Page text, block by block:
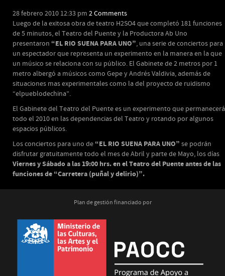
28 febrero 2010 12:33 pm 2 Comments
Luego de la exitosa obra de teatro H2SO4 que completó 181 funciones
de 5 minutos, el Teatro del Puente y la Productora Ab Uno
presentaron “EL RIO SUENA PARA UNO”, una serie de conciertos para
un espectador que representa un experimento en la manera en la que
un músico se relaciona con su público. El Gabinete de 2 metros por 1
metro albergó a músicos como Gepe y Andrés Valdivia, además de
situaciones mas experimentales como la del proyecto de ruidismo
“elpueblodechina”.
El Gabinete del Teatro del Puente es un experimento que permanecerá
todo el 2010 en las dependencias del Teatro y rotando por algunos
espacios públicos.
Los conciertos para uno de“EL RIO SUENA PARA UNO” se podrán
disfrutar gratuitamente todo el mes de Abril y parte de Mayo, los días
Viernes y Sábado a las 19:00 hrs. en el Teatro del Puente antes de las
funciones de “Carretera (puñal y delirio)”.
Plan de gestión financiado por